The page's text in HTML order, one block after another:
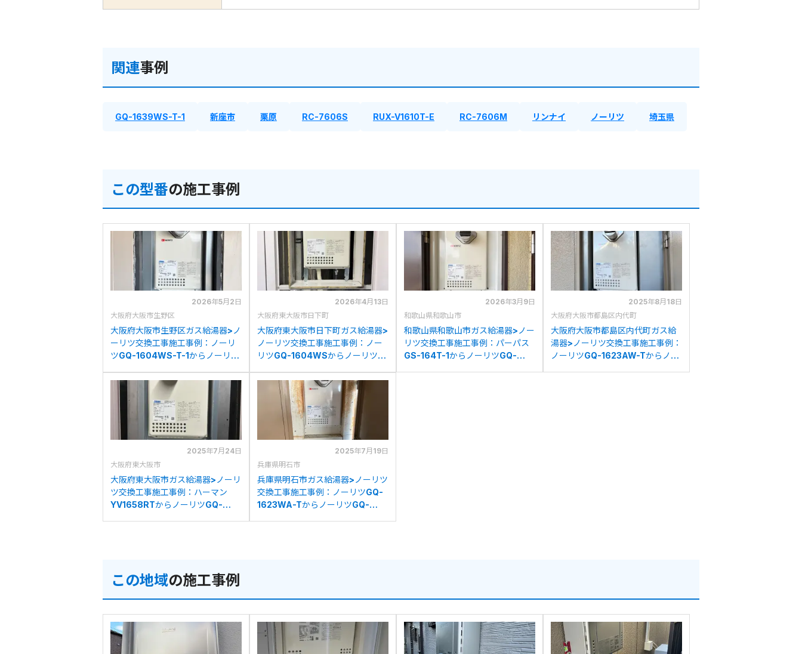
関連事例
GQ-1639WS-T-1 新座市 栗原 RC-7606S RUX-V1610T-E RC-7606M リンナイ ノーリツ 埼玉県
この型番の施工事例
2026年5月2日
大阪府大阪市生野区
大阪府大阪市生野区ガス給湯器>ノ
ーリツ交換工事施工事例：ノーリ
ツGQ-1604WS-T-1からノーリツ
2026年4月13日
大阪府東大阪市日下町
大阪府東大阪市日下町ガス給湯器>
ノーリツ交換工事施工事例：ノー
リツGQ-1604WSからノーリツ
2026年3月9日
和歌山県和歌山市
和歌山県和歌山市ガス給湯器>ノー
リツ交換工事施工事例：パーパス
GS-164T-1からノーリツGQ-
2025年8月18日
大阪府大阪市都島区内代町
大阪府大阪市都島区内代町ガス給
湯器>ノーリツ交換工事施工事例：
ノーリツGQ-1623AW-Tからノー
2025年7月24日
大阪府東大阪市
大阪府東大阪市ガス給湯器>ノーリ
ツ交換工事施工事例：ハーマン
YV1658RTからノーリツGQ-
2025年7月19日
兵庫県明石市
兵庫県明石市ガス給湯器>ノーリツ
交換工事施工事例：ノーリツGQ-
1623WA-TからノーリツGQ-
この地域の施工事例